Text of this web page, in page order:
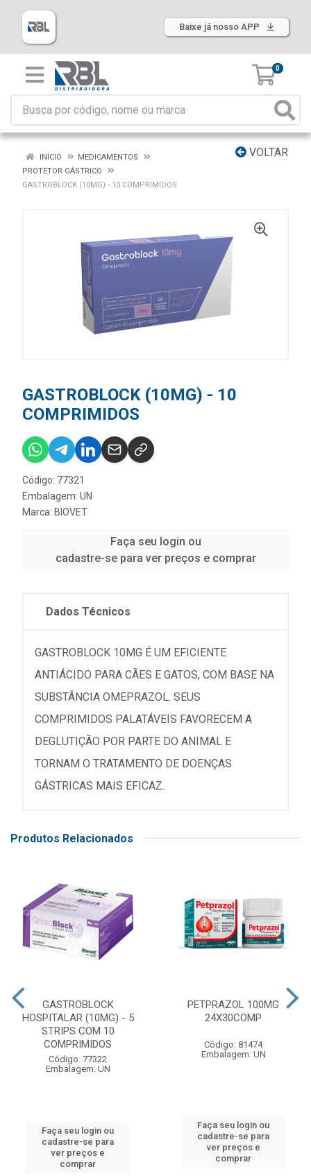
Baixe já nosso APP
0
VOLTAR
INÍCIO
MEDICAMENTOS
PROTETOR GÁSTRICO
GASTROBLOCK (10MG) - 10 COMPRIMIDOS
GASTROBLOCK (10MG) - 10
COMPRIMIDOS
Código: 77321
Embalagem: UN
Marca: BIOVET
Faça seu login ou
cadastre-se para ver preços e comprar
Dados Técnicos
GASTROBLOCK 10MG É UM EFICIENTE
ANTIÁCIDO PARA CÃES E GATOS, COM BASE NA
SUBSTÂNCIA OMEPRAZOL. SEUS
COMPRIMIDOS PALATÁVEIS FAVORECEM A
DEGLUTIÇÃO POR PARTE DO ANIMAL E
TORNAM O TRATAMENTO DE DOENÇAS
GÁSTRICAS MAIS EFICAZ.
Produtos Relacionados
GASTROBLOCK
HOSPITALAR (10MG) - 5
STRIPS COM 10
COMPRIMIDOS
Código: 77322
Embalagem: UN
Faça seu login ou
cadastre-se para
ver preços e
comprar
PETPRAZOL 100MG
24X30COMP
Código: 81474
Embalagem: UN
Faça seu login ou
cadastre-se para
ver preços e
comprar